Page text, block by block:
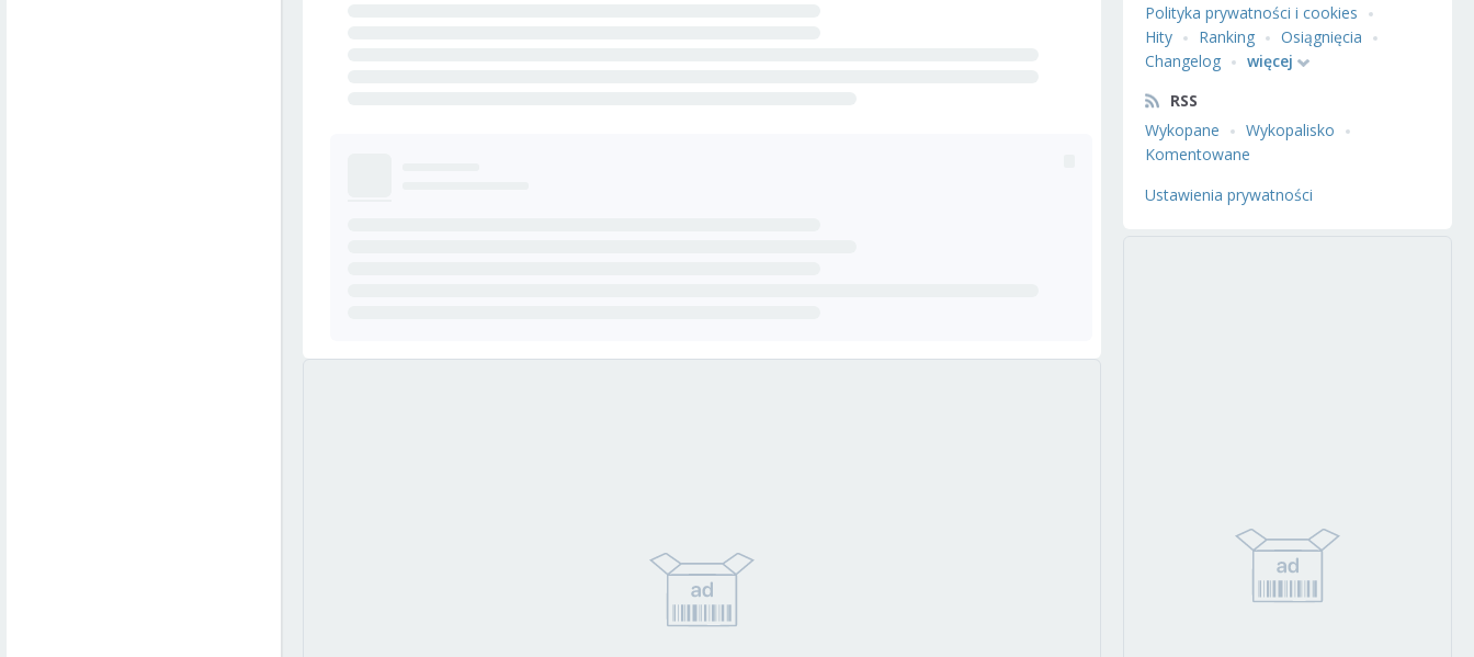
Polityka prywatności i cookies
Hity
Ranking
Osiągnięcia
Changelog
więcej
RSS
Wykopane
Wykopalisko
Komentowane
Ustawienia prywatności